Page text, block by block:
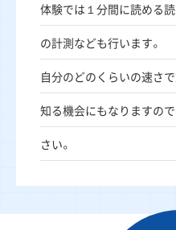
体験では１分間に読める読
の計測なども行います。
自分のどのくらいの速さ
知る機会にもなりますの
さい。